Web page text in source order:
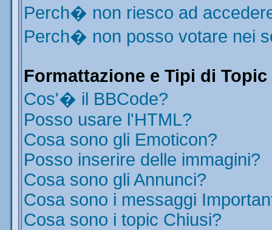
Perch� non riesco ad
Perch� non posso votare nei
Formattazione e Tipi di Topic
Cos'� il BBCode?
Posso usare l'HTML?
Cosa sono gli Emoticon?
Posso inserire delle immagini?
Cosa sono gli Annunci?
Cosa sono i messaggi
Cosa sono i topic Chiusi?